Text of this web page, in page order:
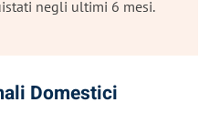
negli ultimi 6 mesi.
Domestici